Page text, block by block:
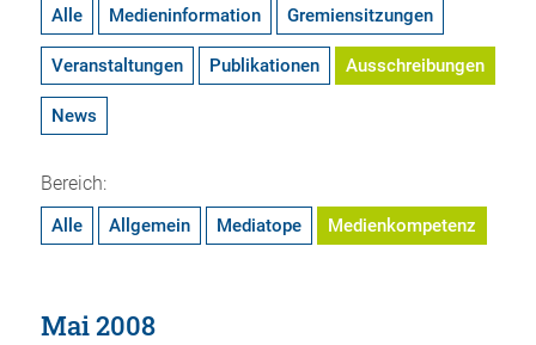
Alle Medieninformation Gremiensitzungen
Veranstaltungen Publikationen Ausschreibungen
News
Bereich:
Alle Allgemein Mediatope Medienkompetenz
Mai 2008